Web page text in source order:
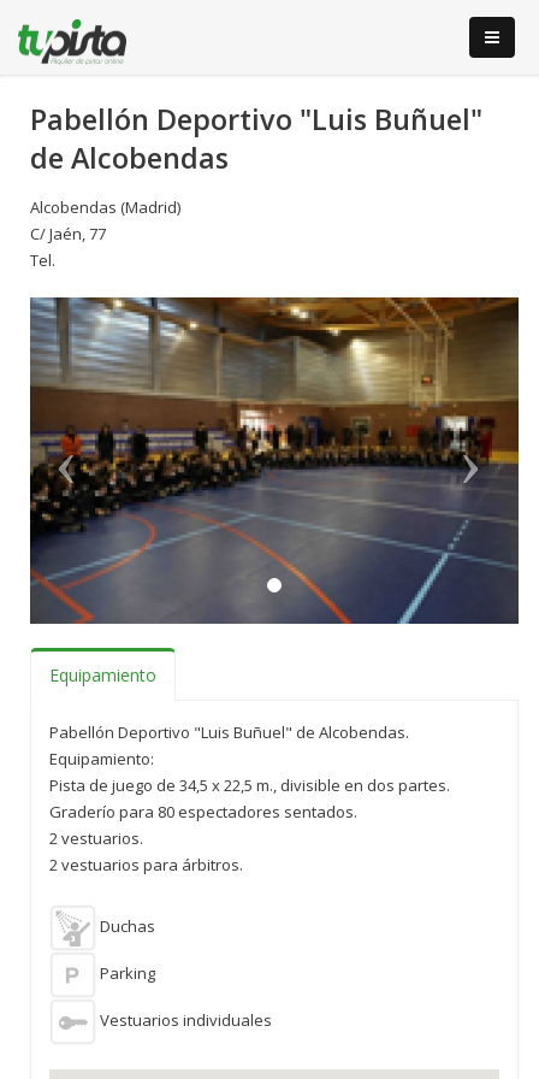
Pabellón Deportivo "Luis Buñuel"
de Alcobendas
Alcobendas (Madrid)
C/ Jaén, 77
Tel.
Anterior
Equipamiento
Pabellón Deportivo "Luis Buñuel" de Alcobendas.
Equipamiento:
Pista de juego de 34,5 x 22,5 m., divisible en dos partes.
Graderío para 80 espectadores sentados.
2 vestuarios.
2 vestuarios para árbitros.
Duchas
Parking
Vestuarios individuales